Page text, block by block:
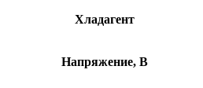
Хладагент
Напряжение, В